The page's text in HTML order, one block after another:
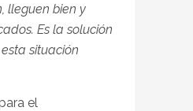
lleguen bien y
Es la solución
situación
el